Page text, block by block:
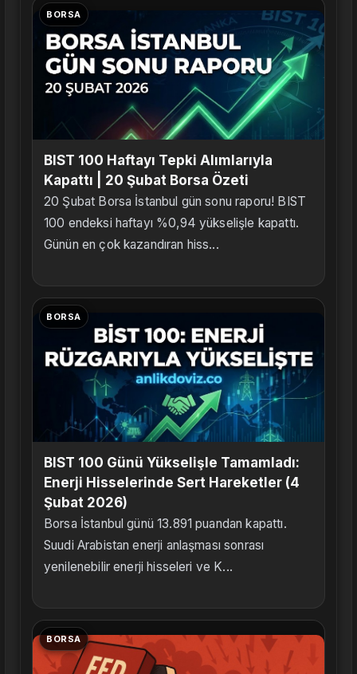
BORSA
BIST 100 Haftayı Tepki Alımlarıyla
Kapattı | 20 Şubat Borsa Özeti
20 Şubat Borsa İstanbul gün sonu raporu! BIST
100 endeksi haftayı %0,94 yükselişle kapattı.
Günün en çok kazandıran hiss...
BORSA
BIST 100 Günü Yükselişle Tamamladı:
Enerji Hisselerinde Sert Hareketler (4
Şubat 2026)
Borsa İstanbul günü 13.891 puandan kapattı.
Suudi Arabistan enerji anlaşması sonrası
yenilenebilir enerji hisseleri ve K...
BORSA